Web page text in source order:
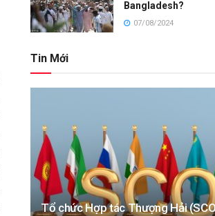
Bangladesh?
07/08/2024
Tin Mới
Tổ chức Hợp tác Thượng Hải